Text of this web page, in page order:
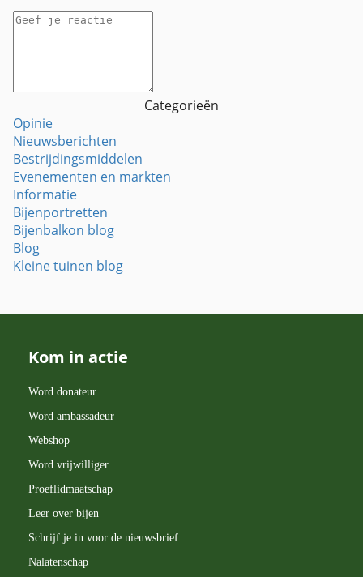
Categorieën
Opinie
Nieuwsberichten
Bestrijdingsmiddelen
Evenementen en markten
Informatie
Bijenportretten
Bijenbalkon blog
Blog
Kleine tuinen blog
Kom in actie
Word donateur
Word ambassadeur
Webshop
Word vrijwilliger
Proeflidmaatschap
Leer over bijen
Schrijf je in voor de nieuwsbrief
Nalatenschap